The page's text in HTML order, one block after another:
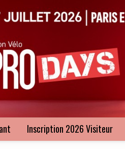
Inscription 2026 Visiteur